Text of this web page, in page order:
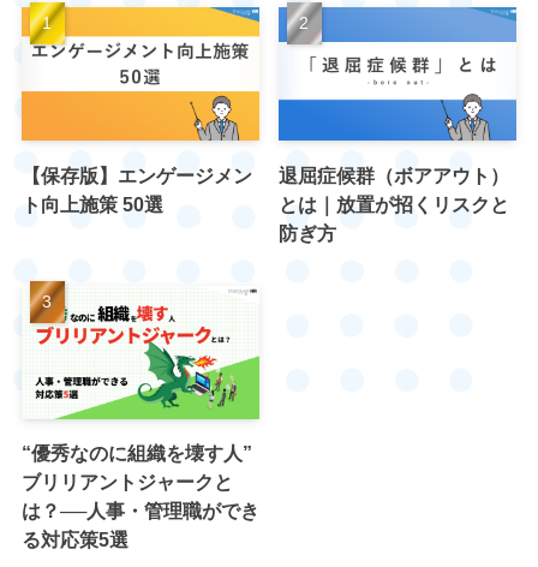
【保存版】エンゲージメン
ト向上施策 50選
退屈症候群（ボアアウト）
とは｜放置が招くリスクと
防ぎ方
“優秀なのに組織を壊す人”
ブリリアントジャークと
は？──人事・管理職ができ
る対応策5選